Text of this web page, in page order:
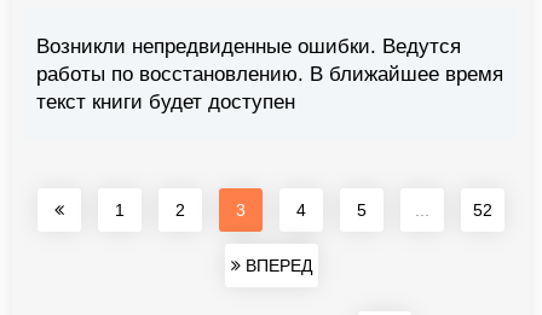
Возникли непредвиденные ошибки. Ведутся
работы по восстановлению. В ближайшее время
текст книги будет доступен
1 2 3 4 5 52
ВПЕРЕД